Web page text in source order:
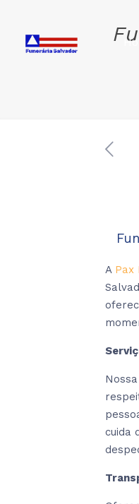
A Pax
cuida